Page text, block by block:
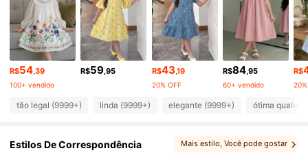
4,89 179K Seguidores
4,89 179K Seguidores
4,89 179K Seguidores
4,89 179K Seguidores
R$54,39
100+ vendido
R$59,95 R$43,19
20% OFF
R$84,95
60+ vendido
R$
tão legal (9999+) linda (9999+) elegante (9999+) ótima
Estilos De Correspondência Mais estilo, Você pode gostar